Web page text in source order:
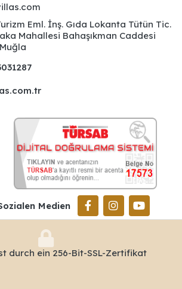
Eml. İnş. Gıda Lokanta Tütün Tic.
Mahallesi Bahaşıkman Caddesi
Medien
durch ein 256-Bit-SSL-Zertifikat